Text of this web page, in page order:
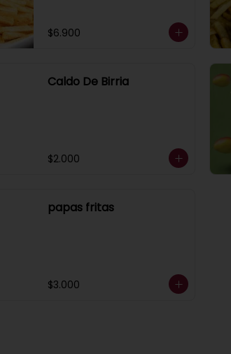
$6.900
Caldo De Birria
$2.000
papas fritas
$3.000